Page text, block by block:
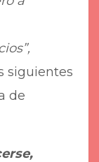
siguientes
de